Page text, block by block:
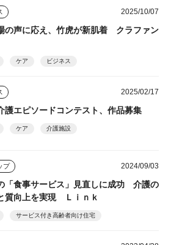
2025/10/07
の声に応え、竹虎が新肌着 クラファン
ケア ビジネス
2025/02/17
護エピソードコンテスト、作品募集
ケア 介護施設
プ 2024/09/03
「食事サービス」見直しに成功 介護の
質向上を実現 Ｌｉｎｋ
サービス付き高齢者向け住宅